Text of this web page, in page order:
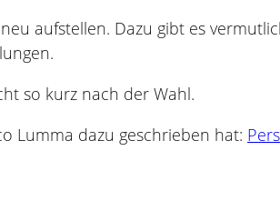
aufstellen. Dazu gibt es
so kurz nach der Wahl.
Lumma dazu geschrieben hat: